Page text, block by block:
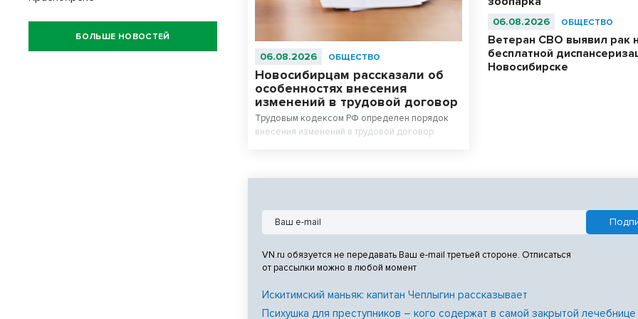
06.08.2026 ОБЩЕСТВО
Новосибирцам рассказали об
особенностях внесения
изменений в трудовой договор
Трудовым кодексом РФ определен порядок
внесения изменений в трудовой договор.
06.08.2026 ОБЩЕСТВО
Ветеран СВО выявил рак
бесплатной
Новосибирске
VN.ru обязуется не передавать Ваш e-mail третьей стороне. Отписаться
от рассылки можно в любой момент
Искитимский маньяк: капитан Чеплыгин рассказывает
Психушка для преступников – кого содержат в самой закрытой
БОЛЬШЕ НОВОСТЕЙ